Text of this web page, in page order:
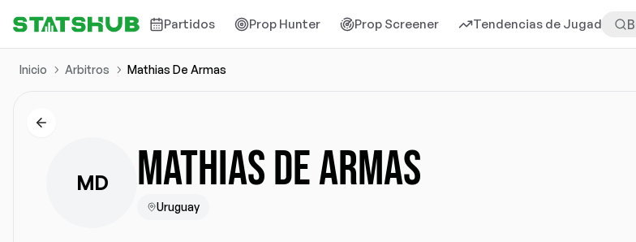
Partidos Prop Hunter Prop Screener Tendencias de Jugadores
Inicio Arbitros Mathias De Armas
MD MATHIAS DE ARMAS
Uruguay